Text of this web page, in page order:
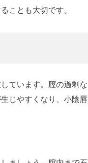
ことも大切です。
ています。膣の過剰な
じやすくなり、小陰唇